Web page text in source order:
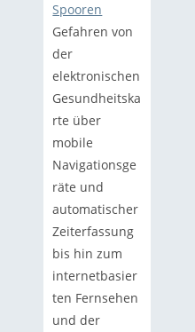
Spooren
Gefahren von
der
elektronischen
Gesundheitska
rte über
mobile
Navigationsge
räte und
automatischer
Zeiterfassung
bis hin zum
internetbasier
ten Fernsehen
und der